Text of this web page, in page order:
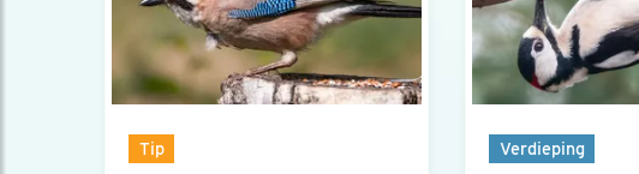
Tip Verdieping